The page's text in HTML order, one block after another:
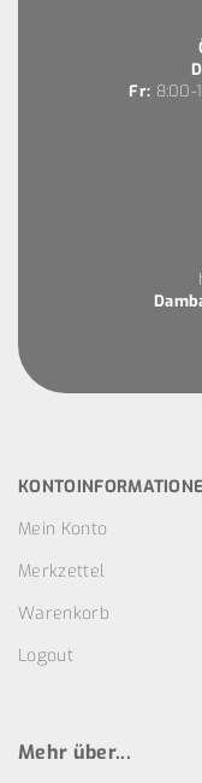
Fr: 8:00-
Mein Konto
Merkzettel
Warenkorb
Logout
Mehr über...